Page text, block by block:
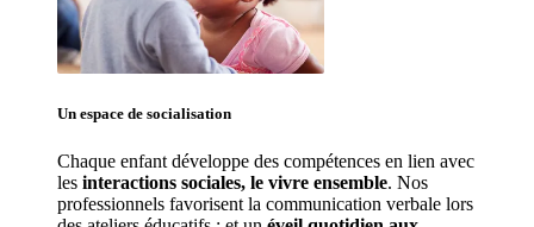
Un espace de socialisation
Chaque enfant développe des compétences en lien avec
les interactions sociales, le vivre ensemble. Nos
professionnels favorisent la communication verbale lors